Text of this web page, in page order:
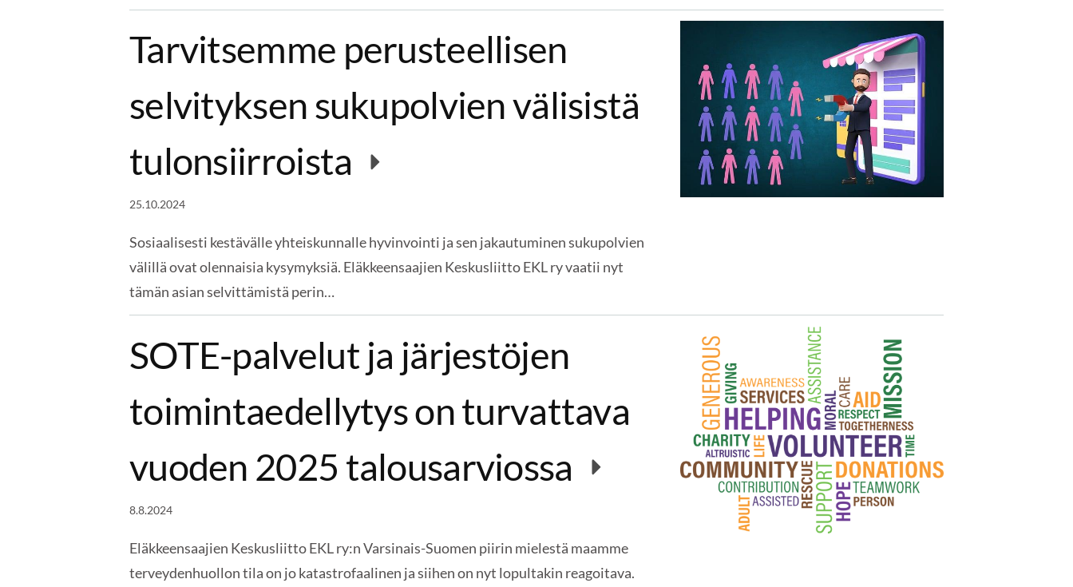
Tarvitsemme perusteellisen
selvityksen sukupolvien välisistä
tulonsiirroista
25.10.2024
Sosiaalisesti kestävälle yhteiskunnalle hyvinvointi ja sen jakautuminen sukupolvien
välillä ovat olennaisia kysymyksiä. Eläkkeensaajien Keskusliitto EKL ry vaatii nyt
tämän asian selvittämistä perin…
SOTE-palvelut ja järjestöjen
toimintaedellytys on turvattava
vuoden 2025 talousarviossa
8.8.2024
Eläkkeensaajien Keskusliitto EKL ry:n Varsinais-Suomen piirin mielestä maamme
terveydenhuollon tila on jo katastrofaalinen ja siihen on nyt lopultakin reagoitava.